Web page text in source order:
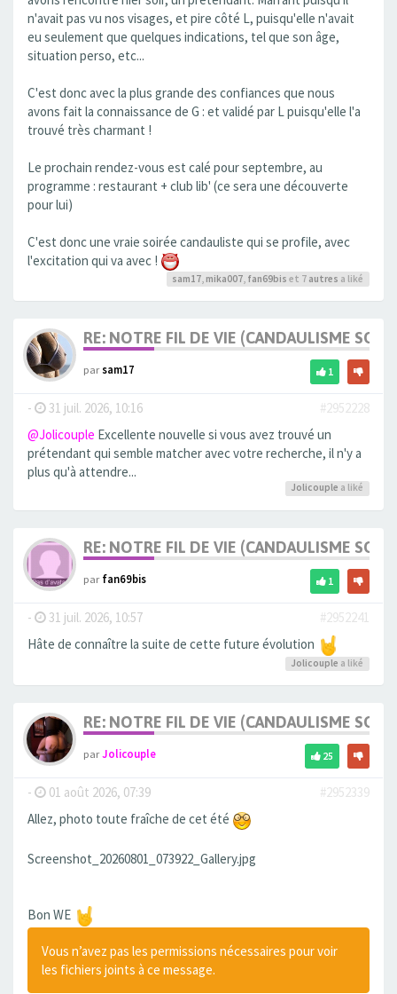
n'avait pas vu nos visages, et pire côté L, puisqu'elle n'avait
eu seulement que quelques indications, tel que son âge,
situation perso, etc...
C'est donc avec la plus grande des confiances que nous
avons fait la connaissance de G : et validé par L puisqu'elle l'a
trouvé très charmant !
Le prochain rendez-vous est calé pour septembre, au
programme : restaurant + club lib' (ce sera une découverte
pour lui)
C'est donc une vraie soirée candauliste qui se profile, avec
l'excitation qui va avec !
sam17 mika007 fan69bis et 7 autres a liké
RE: NOTRE FIL DE VIE (CANDAULISME
parsam17 1
- 31 juil. 2026, 10:16
#2952228
@Jolicouple Excellente nouvelle si vous avez trouvé un
prétendant qui semble matcher avec votre recherche, il n'y a
plus qu'à attendre...
Jolicouple a liké
RE: NOTRE FIL DE VIE (CANDAULISME
parfan69bis 1
- 31 juil. 2026, 10:57
#2952241
Hâte de connaître la suite de cette future évolution
Jolicouple a liké
RE: NOTRE FIL DE VIE (CANDAULISME
parJolicouple 25
- 01 août 2026, 07:39
#2952339
Allez, photo toute fraîche de cet été
Screenshot_20260801_073922_Gallery.jpg
Bon WE
Vous n’avez pas les permissions nécessaires pour voir
les fichiers joints à ce message.